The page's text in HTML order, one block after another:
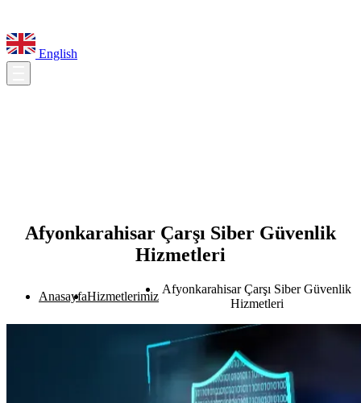
English
Afyonkarahisar Çarşı Siber Güvenlik
Hizmetleri
AnasayfaHizmetlerimiz
Afyonkarahisar Çarşı Siber Güvenlik
Hizmetleri